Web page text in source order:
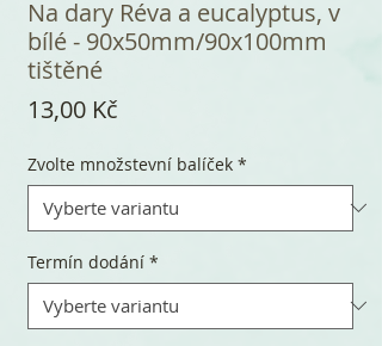
Na dary Réva a eucalyptus, v
bílé - 90x50mm/90x100mm
tištěné
13,00 Kč
Zvolte množstevní balíček *
Termín dodání *